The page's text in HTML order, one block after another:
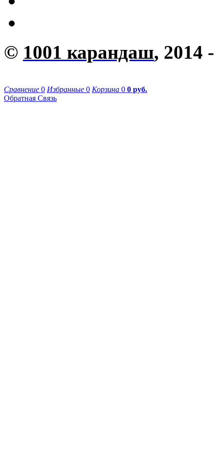
© 1001 карандаш, 2014 -
Сравнение 0 Избранные 0 Корзина 0 0 руб.
Обратная Связь